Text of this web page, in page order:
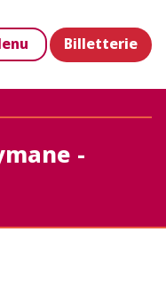
Billetterie
-